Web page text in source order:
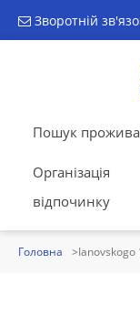
Зворотній
Пошук
Організація
відпочинку
Головна Ianovskogo